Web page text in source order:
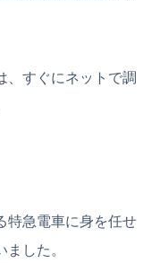
、すぐにネットで調
特急電車に身を任せ
した。